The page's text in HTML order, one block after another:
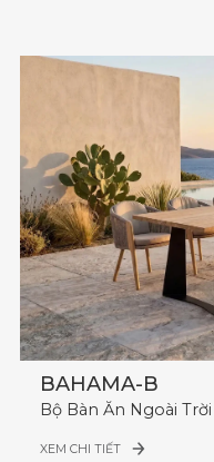
BAHAMA-B
Bộ Bàn Ăn Ngoài Trời
XEM CHI TIẾT